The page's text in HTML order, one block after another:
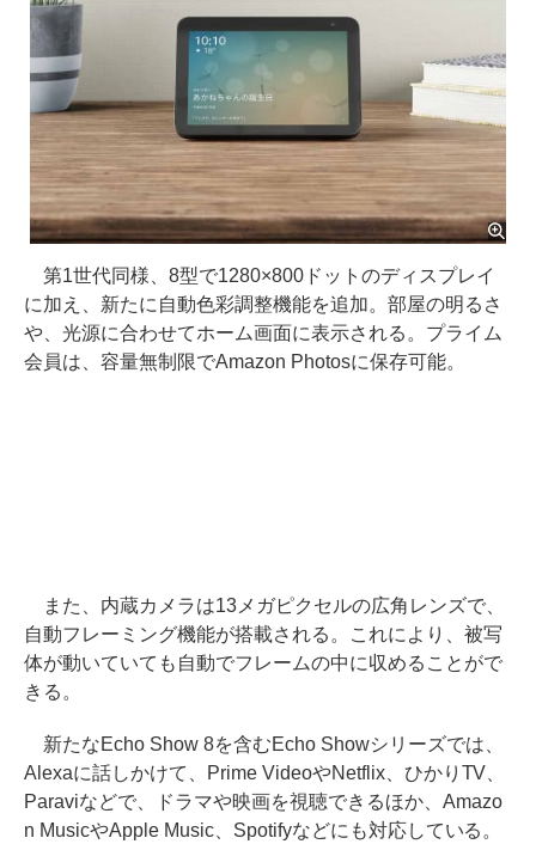
第1世代同様、8型で1280×800ドットのディスプレイ
に加え、新たに自動色彩調整機能を追加。部屋の明るさ
や、光源に合わせてホーム画面に表示される。プライム
会員は、容量無制限でAmazon Photosに保存可能。
また、内蔵カメラは13メガピクセルの広角レンズで、
自動フレーミング機能が搭載される。これにより、被写
体が動いていても自動でフレームの中に収めることがで
きる。
新たなEcho Show 8を含むEcho Showシリーズでは、
Alexaに話しかけて、Prime VideoやNetflix、ひかりTV、
Paraviなどで、ドラマや映画を視聴できるほか、Amazo
n MusicやApple Music、Spotifyなどにも対応している。